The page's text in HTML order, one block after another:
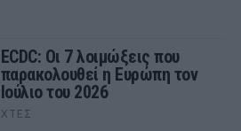
ECDC: Οι 7 λοιμώξεις που
παρακολουθεί η Ευρώπη τον
Ιούλιο του 2026
ΧΤΕΣ